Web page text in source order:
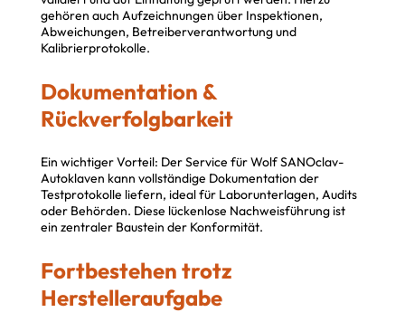
gehören auch Aufzeichnungen über Inspektionen,
Abweichungen, Betreiberverantwortung und
Kalibrierprotokolle.
Dokumentation &
Rückverfolgbarkeit
Ein wichtiger Vorteil: Der Service für Wolf SANOclav-
Autoklaven kann vollständige Dokumentation der
Testprotokolle liefern, ideal für Laborunterlagen, Audits
oder Behörden. Diese lückenlose Nachweisführung ist
ein zentraler Baustein der Konformität.
Fortbestehen trotz
Herstelleraufgabe